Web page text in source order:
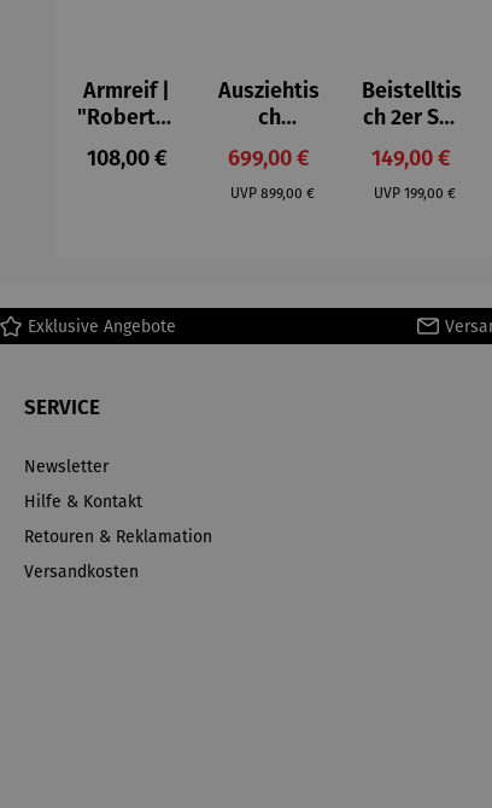
Armreif |
"Roberta"
– Anna
Mütz
Regulärer Preis:
108,00 €
Ausziehtis
ch
Aluminium
– Valor
Verkaufspreis:
699,00 €
UVP Regulärer Preis:
899,00 €
Beistelltis
ch 2er Set
– Dalias
149,00 €
UVP Regulärer
199,00 €
Exklusive Angebote
SERVICE
Newsletter
Hilfe & Kontakt
Retouren & Reklamation
Versandkosten